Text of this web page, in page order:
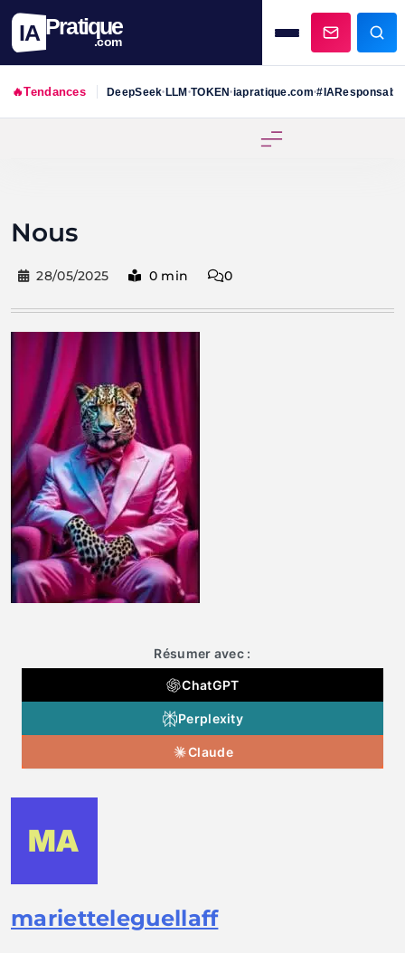
IA Pratique
.com
🔥Tendances DeepSeek•LLM•TOKEN•iapratique.com•#IAResponsable
Nous
28/05/2025 0 min 0
Résumer avec :
ChatGPT
Perplexity
Claude
marietteleguellaff